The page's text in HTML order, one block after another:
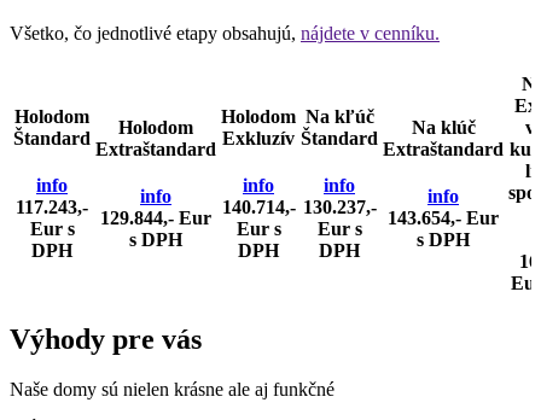
Všetko, čo jednotlivé etapy obsahujú, nájdete v cenníku.
Holodom
Štandard
info
117.243,-
Eur s
DPH
Holodom
Extraštandard
info
129.844,- Eur
s DPH
Holodom
Exkluzív
info
140.714,-
Eur s
DPH
Na kľúč
Štandard
info
130.237,-
Eur s
DPH
Na klúč
Extraštandard
info
143.654,- Eur
s DPH
Výhody pre vás
Naše domy sú nielen krásne ale aj funkčné